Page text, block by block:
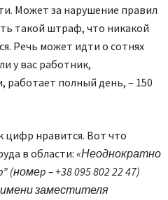
Может за нарушение правил
такой штраф, что никакой
Речь может идти о сотнях
у вас работник,
полный день, – 150
нравится. Вот что
в области: «Неоднократно
– +38 095 802 22 47)
заместителя